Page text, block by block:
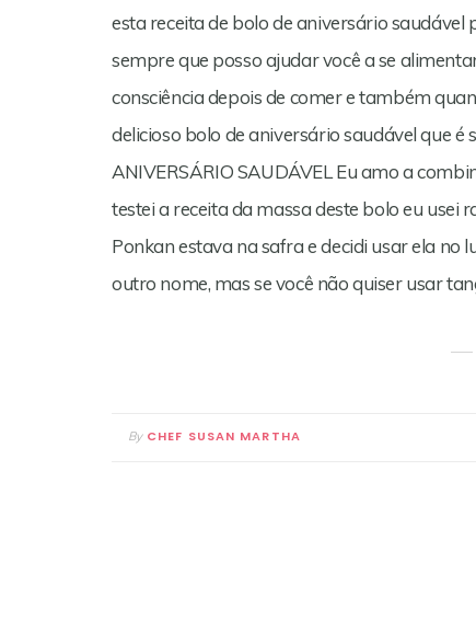
esta receita de bolo de aniversário
sempre que posso ajudar você a se
consciência depois de comer e também
delicioso bolo de aniversário saudável que é
ANIVERSÁRIO SAUDÁVEL Eu amo a
testei a receita da massa deste bolo eu usei
Ponkan estava na safra e decidi usar ela no
outro nome, mas se você não quiser usar
By CHEF SUSAN MARTHA